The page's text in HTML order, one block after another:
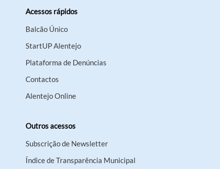
Acessos rápidos
Balcão Único
StartUP Alentejo
Plataforma de Denúncias
Contactos
Alentejo Online
Outros acessos
Subscrição de Newsletter
Índice de Transparência Municipal